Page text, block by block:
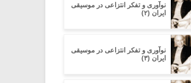
نوآوری و تفکر انتزاعی در موسیقی
ایران (۲)
نوآوری و تفکر انتزاعی در موسیقی
ایران (۳)